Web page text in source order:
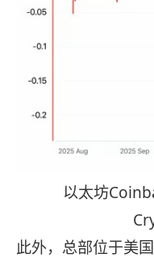
以太坊
此外，总部位于美